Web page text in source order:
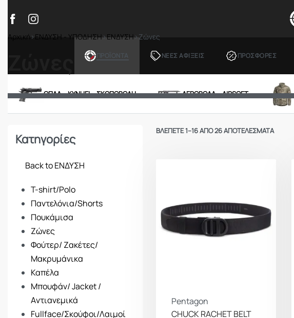
ΠΡΟΪΟΝΤΑ ΝΕΕΣ ΑΦΙΞΕΙΣ ΠΡΟΣΦΟΡΕΣ
ΟΠΛΑ – ΚΥΝΗΓΙ – ΣΚΟΠΟΒΟΛΗ ΑΕΡΟΒΟΛΑ – AIRSOFT
Αρχική›ΕΝΔΥΣΗ - ΥΠΟΔΗΣΗ›ΕΝΔΥΣΗ›Ζώνες
Κατηγορίες
Back to ΕΝΔΥΣΗ
T-shirt/Polo
Παντελόνια/Shorts
Πουκάμισα
Ζώνες
Φούτερ/ Ζακέτες/
Μακρυμάνικα
Καπέλα
Μπουφάν/ Jacket /
Aντιανεμικά
Fullface/Σκούφοι/Λαιμοί
ΒΛΈΠΕΤΕ 1–16 ΑΠΌ 26 ΑΠΟΤΕΛΈΣΜΑΤΑ
Pentagon
CHUCK RACHET BELT